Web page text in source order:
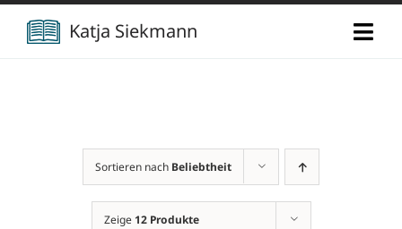
Zum
Inhalt
Katja Siekmann
Über mich
Berufliche Vita
Verlag
Sortieren nach Beliebtheit
Zeige 12 Produkte